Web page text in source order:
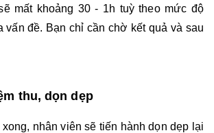
mất khoảng 30 - 1h tuỳ theo mức độ
vấn đề. Bạn chỉ cần chờ kết quả và sau
thu, dọn dẹp
nhân viên sẽ tiến hành dọn dẹp lại